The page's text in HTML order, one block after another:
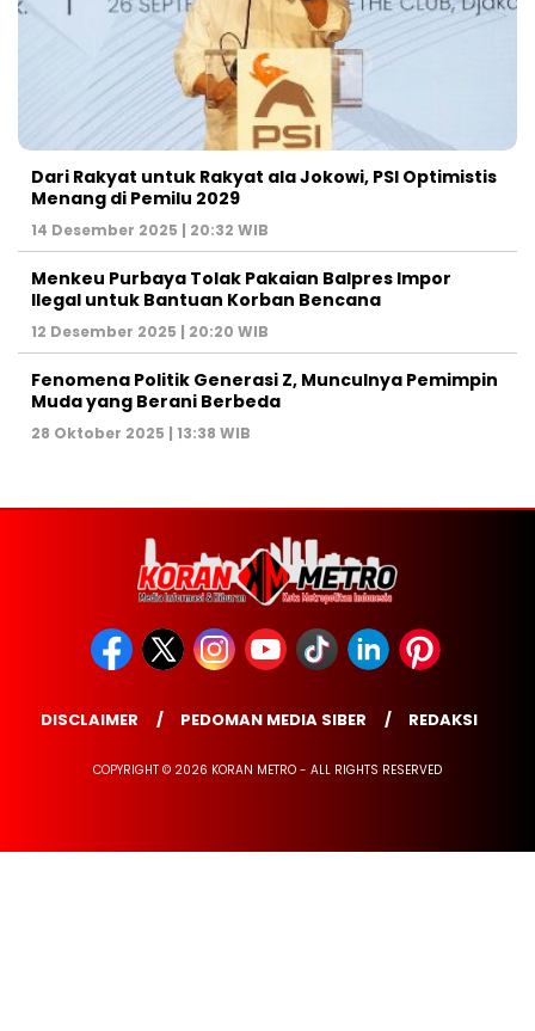
Dari Rakyat untuk Rakyat ala Jokowi, PSI Optimistis
Menang di Pemilu 2029
14 Desember 2025 | 20:32 WIB
Menkeu Purbaya Tolak Pakaian Balpres Impor
Ilegal untuk Bantuan Korban Bencana
12 Desember 2025 | 20:20 WIB
Fenomena Politik Generasi Z, Munculnya Pemimpin
Muda yang Berani Berbeda
28 Oktober 2025 | 13:38 WIB
DISCLAIMER PEDOMAN MEDIA SIBER REDAKSI
COPYRIGHT © 2026 KORAN METRO - ALL RIGHTS RESERVED